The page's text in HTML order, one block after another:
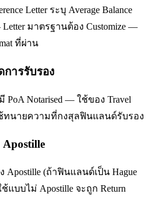
Letter ระบุ Average Balance
มาตรฐานต้อง Customize —
ที่ผ่าน
ารรับรอง
Notarised — ใช้ของ Travel
ทนายความที่กงสุลฟินแลนด์รับรอง
Apostille
Apostille (ถ้าฟินแลนด์เป็น Hague
แบบไม่ Apostille จะถูก Return